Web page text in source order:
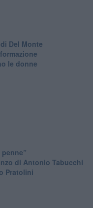
Del Monte
le donne
di Antonio Tabucchi
Pratolini